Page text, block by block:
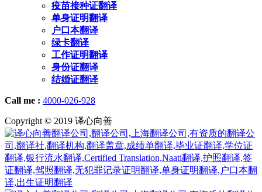
疫苗接种证翻译
单身证明翻译
户口本翻译
绿卡翻译
工作证明翻译
身份证翻译
结婚证翻译
Call me : 4000-026-928
Copyright © 2019 译心向善